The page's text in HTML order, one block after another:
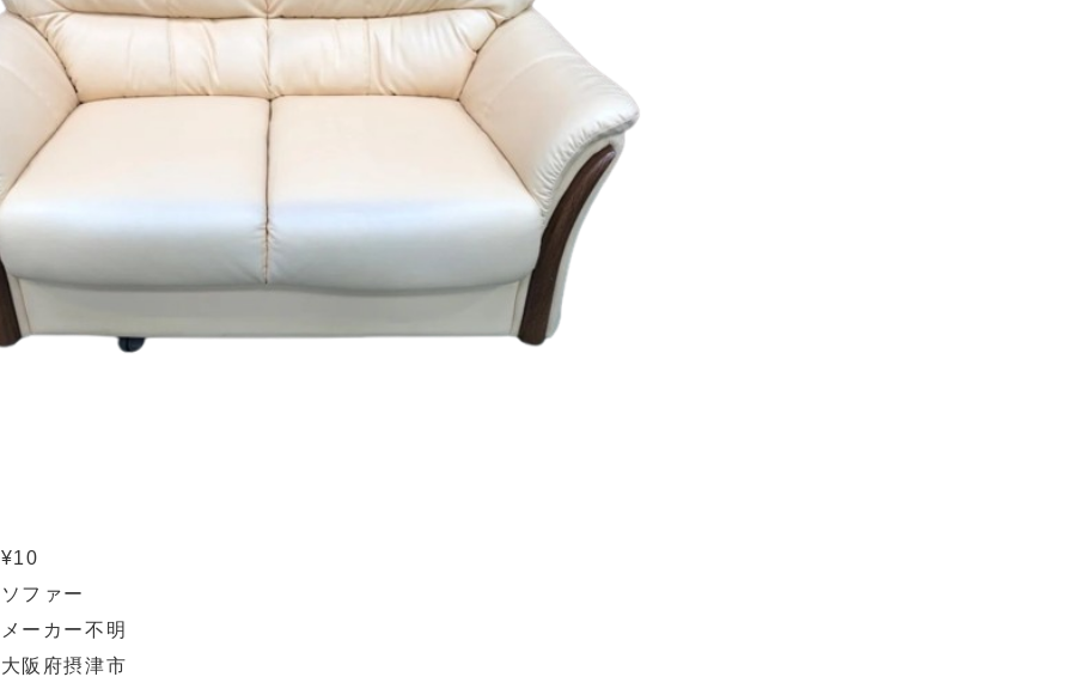
¥10
ソファー
メーカー不明
大阪府摂津市